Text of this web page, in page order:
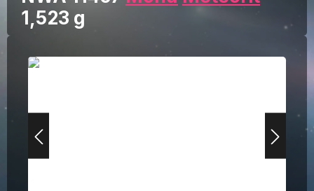
1,523 g
Bildergalerie überspringen